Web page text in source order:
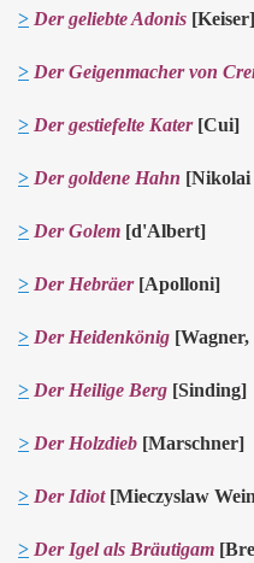
> Der geliebte Adonis [Keiser]
> Der Geigenmacher von
> Der gestiefelte Kater[Cui]
> Der goldene Hahn
> Der Golem [d'Albert]
> Der Hebräer[Apolloni]
> Der Heidenkönig [Wagner,
> Der Heilige Berg [Sinding]
> Der Holzdieb [Marschner]
> Der Idiot [Mieczyslaw
> Der Igel als Bräutigam